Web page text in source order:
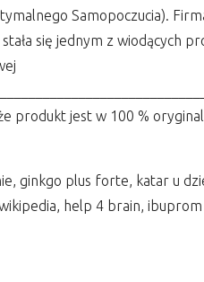
Samopoczucia).
się jednym z wiodących
produkt jest w 100 %
ginkgo plus forte, katar u
help 4 brain,